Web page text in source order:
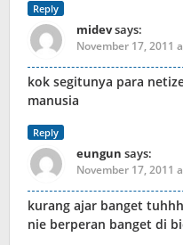
Reply
midevsays:
November 17, 2011
kok segitunya para
manusia
Reply
eungun says:
November 17, 2011
kurang ajar banget
nie berperan banget di